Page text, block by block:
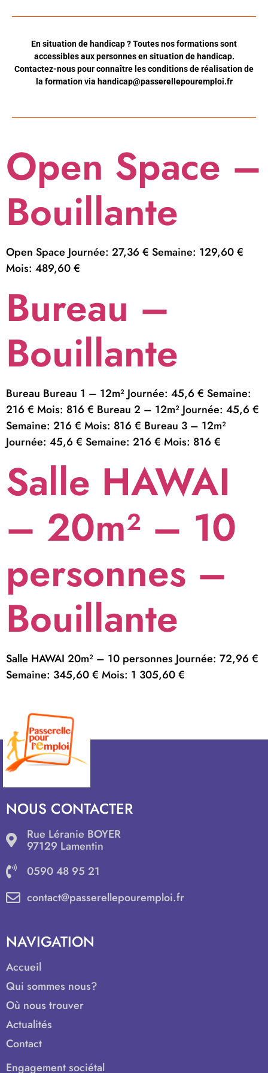
En situation de handicap ? Toutes nos formations sont
accessibles aux personnes en situation de handicap.
Contactez-nous pour connaître les conditions de réalisation de
la formation via handicap@passerellepouremploi.fr
Open Space –
Bouillante
Open Space Journée: 27,36 € Semaine: 129,60 €
Mois: 489,60 €
Bureau –
Bouillante
Bureau Bureau 1 – 12m² Journée: 45,6 € Semaine:
216 € Mois: 816 € Bureau 2 – 12m² Journée: 45,6 €
Semaine: 216 € Mois: 816 € Bureau 3 – 12m²
Journée: 45,6 € Semaine: 216 € Mois: 816 €
Salle HAWAI
– 20m² – 10
personnes –
Bouillante
Salle HAWAI 20m² – 10 personnes Journée: 72,96 €
Semaine: 345,60 € Mois: 1 305,60 €
NOUS CONTACTER
Rue Léranie BOYER
97129 Lamentin
0590 48 95 21
contact@passerellepouremploi.fr
NAVIGATION
Accueil
Qui sommes nous?
Où nous trouver
Actualités
Contact
Engagement sociétal